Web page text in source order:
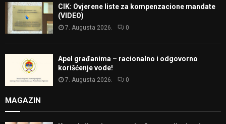
CIK: Ovjerene liste za kompenzacione mandate
(VIDEO)
7. Augusta 2026. 0
Apel građanima – racionalno i odgovorno
korišćenje vode!
7. Augusta 2026. 0
MAGAZIN